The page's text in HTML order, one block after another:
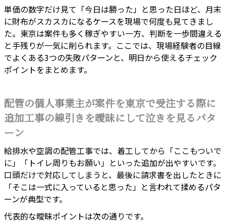
単価の数字だけ見て「今日は勝った」と思った日ほど、月末
に財布がスカスカになるケースを現場で何度も見てきまし
た。東京は案件も多く稼ぎやすい一方、判断を一歩間違える
と手残りが一気に削られます。ここでは、現場経験者の目線
でよくある3つの失敗パターンと、明日から使えるチェック
ポイントをまとめます。
配管の個人事業主が案件を東京で受注する際に
追加工事の線引きを曖昧にして泣きを見るパタ
ーン
給排水や空調の配管工事では、着工してから「ここもついで
に」「トイレ周りもお願い」といった追加が出やすいです。
口頭だけで対応してしまうと、最後に請求書を出したときに
「そこは一式に入っていると思った」と言われて揉めるパタ
ーンが典型です。
代表的な曖昧ポイントは次の通りです。